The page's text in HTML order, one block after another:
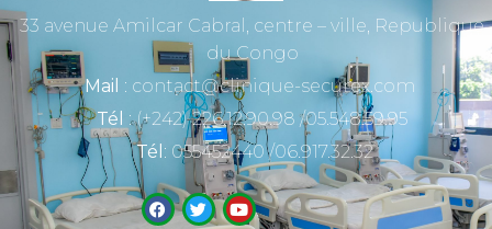
33 avenue Amilcar Cabral, centre – ville, Republique
du Congo
Mail : contact@clinique-securex.com
Tél : (+242) 226.12.90.98 /05.548.59.95
Tél : 055452440 /06.917.32.32